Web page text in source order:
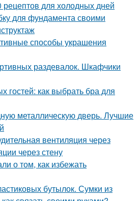
для холодных дней
для фундамента своими
способы украшения
раздевалок. Шкафчики
гостей: как выбрать бра для
металлическую дверь. Лучшие
вентиляция через
через стену
о том, как избежать
бутылок. Сумки из